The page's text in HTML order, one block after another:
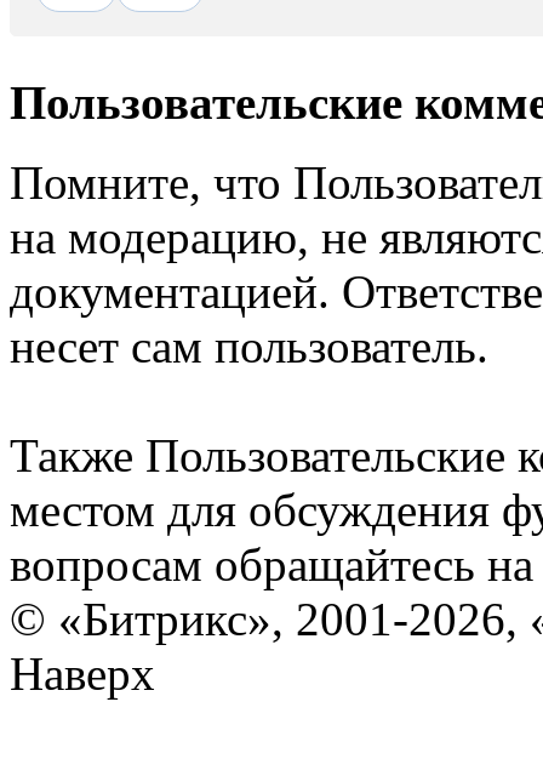
Пользовательские
Помните, что
на модерацию, не
документацией.
несет сам пользователь.
Также Пользовательские
местом для обсуждения
вопросам обращайтесь
© «Битрикс», 2001-2026,
Наверх